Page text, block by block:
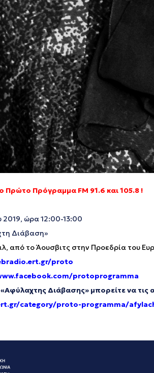
Πρώτο Πρόγραμμα FM 91.6 και 105.8 !
ώρα 12:00-13:00
Διάβαση»
από το Άουσβιτς στην Προεδρία του
proto
protoprogramma
«Αφύλαχτης Διάβασης» μπορείτε να
category/proto-programma/